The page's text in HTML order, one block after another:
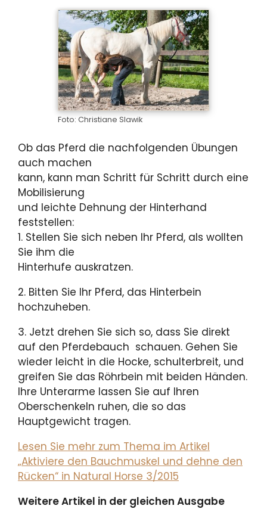
Foto: Christiane Slawik
Ob das Pferd die nachfolgenden Übungen
auch machen
kann, kann man Schritt für Schritt durch eine
Mobilisierung
und leichte Dehnung der Hinterhand
feststellen:
1. Stellen Sie sich neben Ihr Pferd, als wollten
Sie ihm die
Hinterhufe auskratzen.
2. Bitten Sie Ihr Pferd, das Hinterbein
hochzuheben.
3. Jetzt drehen Sie sich so, dass Sie direkt
auf den Pferdebauch schauen. Gehen Sie
wieder leicht in die Hocke, schulterbreit, und
greifen Sie das Röhrbein mit beiden Händen.
Ihre Unterarme lassen Sie auf Ihren
Oberschenkeln ruhen, die so das
Hauptgewicht tragen.
Lesen Sie mehr zum Thema im Artikel
„Aktiviere den Bauchmuskel und dehne den
Rücken“ in Natural Horse 3/2015
Weitere Artikel in der gleichen Ausgabe